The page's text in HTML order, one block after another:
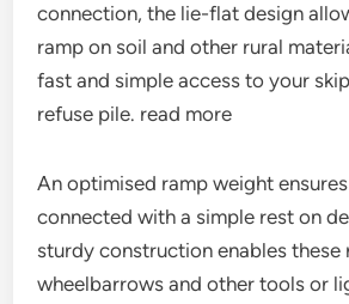
connection, the lie-flat design
ramp on soil and other rural
fast and simple access to your
refuse pile. read more
An optimised ramp weight
connected with a simple rest on
sturdy construction enables these
wheelbarrows and other tools or